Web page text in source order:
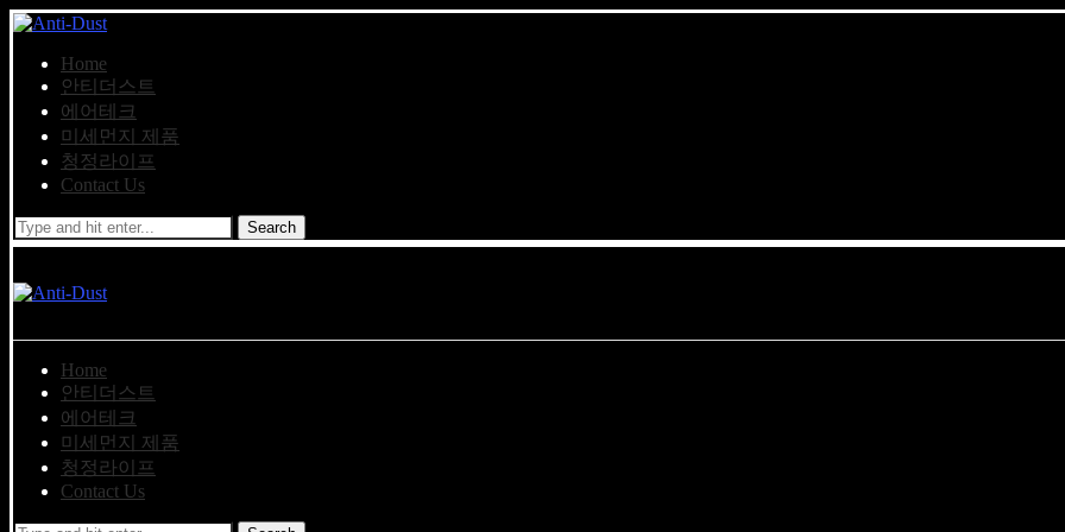
Home
안티더스트
에어테크
미세먼지 제품
청정라이프
Contact Us
Search
Home
안티더스트
에어테크
미세먼지 제품
청정라이프
Contact Us